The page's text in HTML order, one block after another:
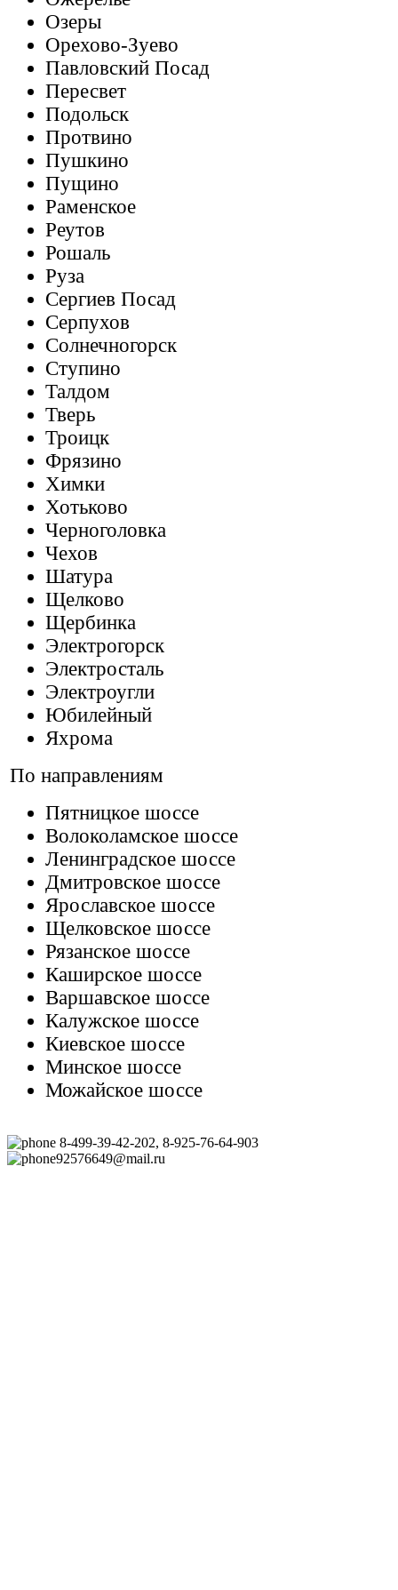
Озеры
Орехово-Зуево
Павловский Посад
Пересвет
Подольск
Протвино
Пушкино
Пущино
Раменское
Реутов
Рошаль
Руза
Сергиев Посад
Серпухов
Солнечногорск
Ступино
Талдом
Тверь
Троицк
Фрязино
Химки
Хотьково
Черноголовка
Чехов
Шатура
Щелково
Щербинка
Электрогорск
Электросталь
Электроугли
Юбилейный
Яхрома
По направлениям
Пятницкое шоссе
Волоколамское шоссе
Ленинградское шоссе
Дмитровское шоссе
Ярославское шоссе
Щелковское шоссе
Рязанское шоссе
Каширское шоссе
Варшавское шоссе
Калужское шоссе
Киевское шоссе
Минское шоссе
Можайское шоссе
8-499-39-42-202, 8-925-76-64-903
92576649@mail.ru